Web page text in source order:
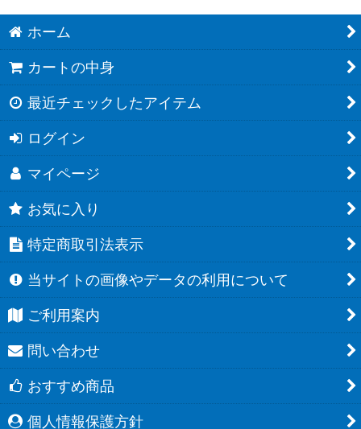
ホーム
カートの中身
最近チェックしたアイテム
ログイン
マイページ
お気に入り
特定商取引法表示
当サイトの画像やデータの利用について
ご利用案内
問い合わせ
おすすめ商品
個人情報保護方針